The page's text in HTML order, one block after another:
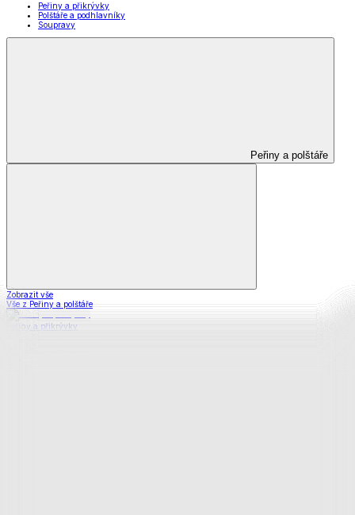
Peřiny a přikrývky
Polštáře a podhlavníky
Soupravy
Peřiny a polštáře
Zobrazit vše
Vše z Peřiny a polštáře
Peřiny a přikrývky